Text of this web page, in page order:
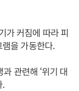
가 커짐에 따라 피
을 가동한다.
관련해 ‘위기 대
.